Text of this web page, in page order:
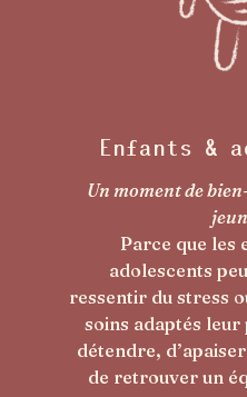
Un soin pour vous
Parce qu’il n’est
enceinte ou
ressentir le
relâcher les
soin de soi, des
vous invitent à